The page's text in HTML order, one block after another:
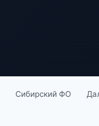
Сибирский ФО